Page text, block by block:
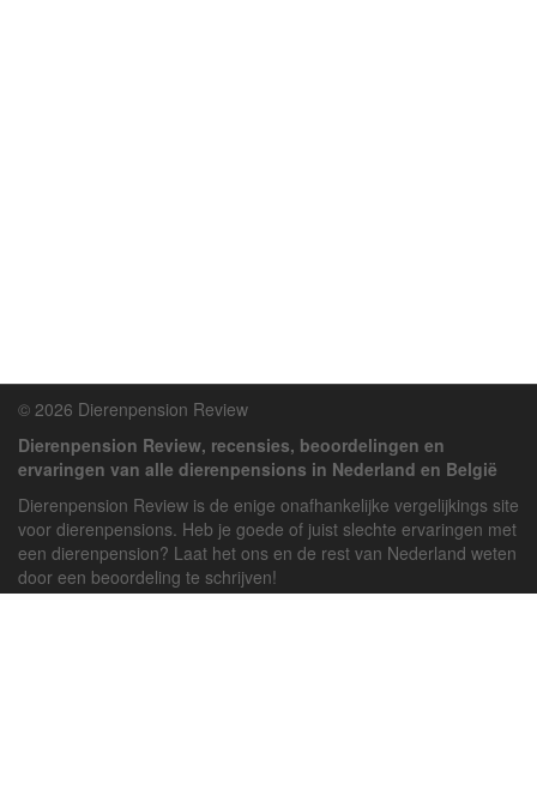
© 2026 Dierenpension Review
Dierenpension Review, recensies, beoordelingen en
ervaringen van alle dierenpensions in Nederland en België
Dierenpension Review is de enige onafhankelijke vergelijkings site
voor dierenpensions. Heb je goede of juist slechte ervaringen met
een dierenpension? Laat het ons en de rest van Nederland weten
door een beoordeling te schrijven!